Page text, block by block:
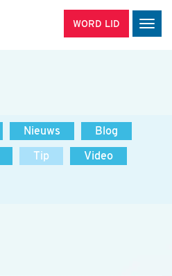
WORD LID
Nieuws
Blog
Tip
Video